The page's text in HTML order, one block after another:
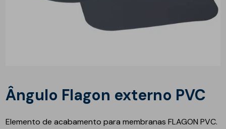
Ângulo Flagon externo PVC
Elemento de acabamento para membranas FLAGON PVC.